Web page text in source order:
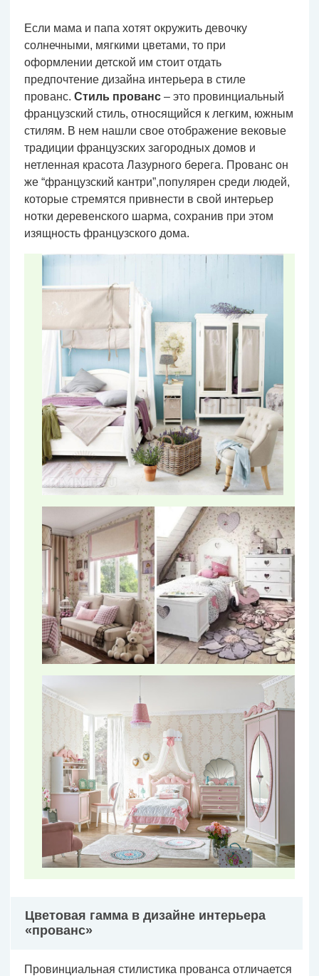
Если мама и папа хотят окружить девочку
солнечными, мягкими цветами, то при
оформлении детской им стоит отдать
предпочтение дизайна интерьера в стиле
прованс. Стиль прованс – это провинциальный
французский стиль, относящийся к легким, южным
стилям. В нем нашли свое отображение вековые
традиции французских загородных домов и
нетленная красота Лазурного берега. Прованс он
же “французский кантри”,популярен среди людей,
которые стремятся привнести в свой интерьер
нотки деревенского шарма, сохранив при этом
изящность французского дома.
Цветовая гамма в дизайне интерьера
«прованс»
Провинциальная стилистика прованса отличается